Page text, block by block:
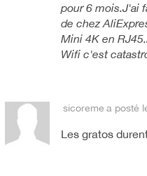
pour 6 mois.J'ai
de chez
Mini 4K en
Wifi c'est
sicoreme a posté
Les gratos